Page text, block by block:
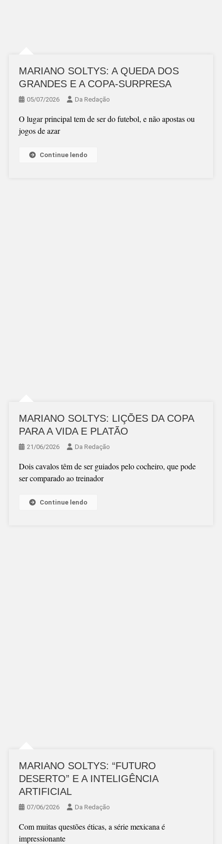
MARIANO SOLTYS: A QUEDA DOS
GRANDES E A COPA-SURPRESA
05/07/2026 Da Redação
O lugar principal tem de ser do futebol, e não apostas ou
jogos de azar
Continue lendo
MARIANO SOLTYS: LIÇÕES DA COPA
PARA A VIDA E PLATÃO
21/06/2026 Da Redação
Dois cavalos têm de ser guiados pelo cocheiro, que pode
ser comparado ao treinador
Continue lendo
MARIANO SOLTYS: “FUTURO
DESERTO” E A INTELIGÊNCIA
ARTIFICIAL
07/06/2026 Da Redação
Com muitas questões éticas, a série mexicana é
impressionante